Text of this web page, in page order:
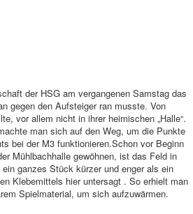
der HSG am vergangenen Samstag das
gegen den Aufsteiger ran musste. Von
vor allem nicht in ihrer heimischen „Halle“.
man sich auf den Weg, um die Punkte
bei der M3 funktionieren.Schon vor Beginn
Mühlbachhalle gewöhnen, ist das Feld in
ganzes Stück kürzer und enger als ein
Klebemittels hier untersagt . So erhielt man
Spielmaterial, um sich aufzuwärmen.